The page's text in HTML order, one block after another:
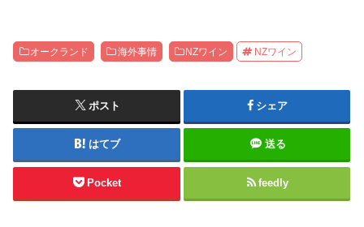
オークランド 海外事情 NZワイン NZワイン
ポスト シェア
はてブ 送る
Pocket feedly